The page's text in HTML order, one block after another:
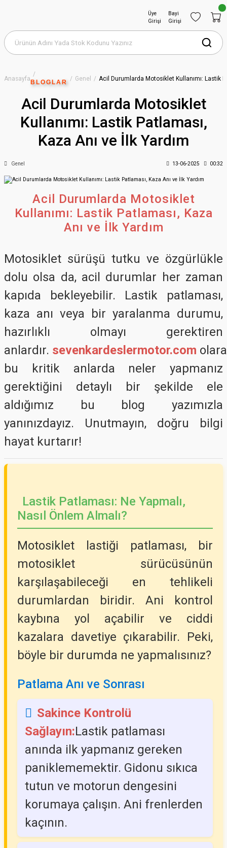
Üye
Girişi
Bayi
Girişi
Anasayfa BLOGLAR Genel Acil Durumlarda Motosiklet Kullanımı: Lastik
Acil Durumlarda Motosiklet
Kullanımı: Lastik Patlaması,
Kaza Anı ve İlk Yardım
Genel 13-06-2025 00:32
Acil Durumlarda Motosiklet
Kullanımı: Lastik Patlaması, Kaza
Anı ve İlk Yardım
Motosiklet sürüşü tutku ve özgürlükle
dolu olsa da, acil durumlar her zaman
kapıda bekleyebilir. Lastik patlaması,
kaza anı veya bir yaralanma durumu,
hazırlıklı olmayı gerektiren
anlardır. sevenkardeslermotor.com
bu kritik anlarda neler yapmanız
gerektiğini detaylı bir şekilde ele
aldığımız bu blog yazımızla
yanınızdayız. Unutmayın, doğru bilgi
hayat kurtarır!
Lastik Patlaması: Ne Yapmalı,
Nasıl Önlem Almalı?
Motosiklet lastiği patlaması, bir
motosiklet sürücüsünün
karşılaşabileceği en tehlikeli
durumlardan biridir. Ani kontrol
kaybına yol açabilir ve ciddi
kazalara davetiye çıkarabilir. Peki,
böyle bir durumda ne yapmalısınız?
Patlama Anı ve Sonrası
Sakince Kontrolü
Sağlayın:Lastik patlaması
anında ilk yapmanız gereken
paniklememektir. Gidonu sıkıca
tutun ve motorun dengesini
korumaya çalışın. Ani frenlerden
kaçının.